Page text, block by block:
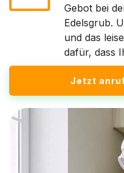
Gebot bei
Edelsgrub.
und das
dafür, dass
Jetzt